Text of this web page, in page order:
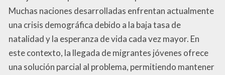
Muchas naciones desarrolladas enfrentan actualmente
una crisis demográfica debido a la baja tasa de
natalidad y la esperanza de vida cada vez mayor. En
este contexto, la llegada de migrantes jóvenes ofrece
una solución parcial al problema, permitiendo mantener